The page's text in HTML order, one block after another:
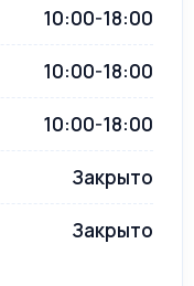
своей формы.
Самыми
съёмные
10:00-18:00
10:00-18:00
10:00-18:00
Закрыто
Закрыто